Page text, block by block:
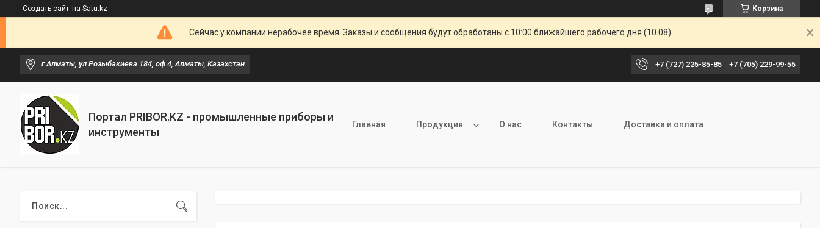
Создать сайт на Satu.kz Корзина
Сейчас у компании нерабочее время. Заказы и сообщения будут обработаны с 10:00 ближайшего рабочего дня (10.08)
г Алматы, ул Розыбакиева 184, оф 4, Алматы, Казахстан +7 (727) 225-85-85 +7 (705) 229-99-55
Портал PRIBOR.KZ - промышленные приборы и
инструменты
Главная Продукция О нас Контакты Доставка и оплата